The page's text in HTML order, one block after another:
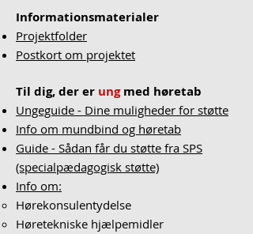
Informationsmaterialer
Projektfolder
Postkort om projektet
Til dig, der er ungmed høretab
Ungeguide - Dine muligheder for støtte
Info om mundbind og høretab
Guide - Sådan får du støtte fra SPS
(specialpædagogisk støtte)
Info om:
Hørekonsulentydelse
Høretekniske hjælpemidler